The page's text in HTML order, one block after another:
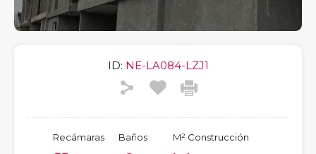
ID: NE-LA084-LZJ1
Recámaras Baños M² Construcción